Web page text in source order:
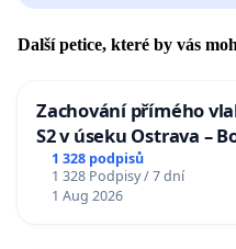
Další petice, které by vás
Zachování přímého
S2 v úseku Ostrava –
u Jablunkova
1 328 podpisů
1 328 Podpisy / 7 dní
1 Aug 2026